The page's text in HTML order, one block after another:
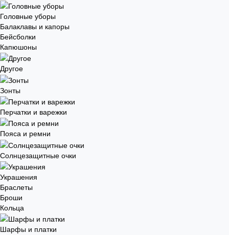
Головные уборы
Балаклавы и капоры
Бейсболки
Капюшоны
Другое
Зонты
Перчатки и варежки
Пояса и ремни
Солнцезащитные очки
Украшения
Браслеты
Броши
Кольца
Шарфы и платки